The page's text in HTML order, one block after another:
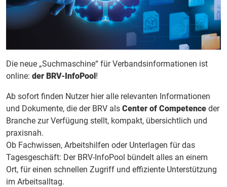
Die neue „Suchmaschine“ für Verbandsinformationen ist
online: der BRV-InfoPool!
Ab sofort finden Nutzer hier alle relevanten Informationen
und Dokumente, die der BRV als Center of Competence der
Branche zur Verfügung stellt, kompakt, übersichtlich und
praxisnah.
Ob Fachwissen, Arbeitshilfen oder Unterlagen für das
Tagesgeschäft: Der BRV-InfoPool bündelt alles an einem
Ort, für einen schnellen Zugriff und effiziente Unterstützung
im Arbeitsalltag.